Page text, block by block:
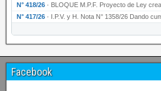
N° 418/26 · BLOQUE M.P.F. Proyecto de Ley creando el Ente
N° 417/26 · I.P.V. y H. Nota N° 1358/26 Dando cumplimiento al
Facebook